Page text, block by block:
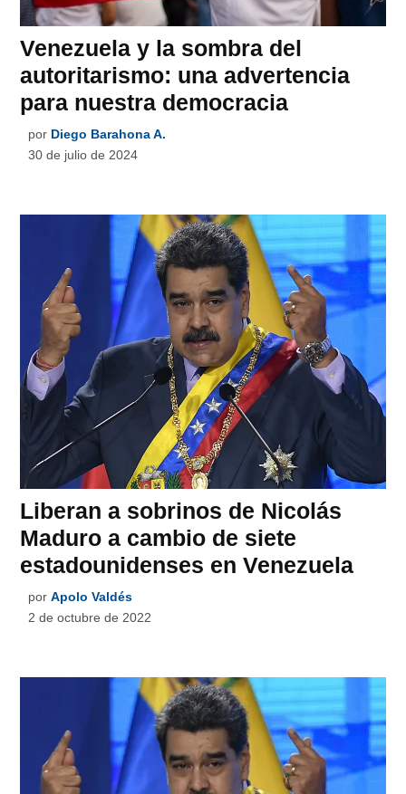
Venezuela y la sombra del
autoritarismo: una advertencia
para nuestra democracia
por Diego Barahona A.
30 de julio de 2024
Liberan a sobrinos de Nicolás
Maduro a cambio de siete
estadounidenses en Venezuela
por Apolo Valdés
2 de octubre de 2022